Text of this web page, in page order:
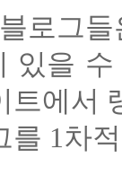
로그
있을
트에서
를 1차